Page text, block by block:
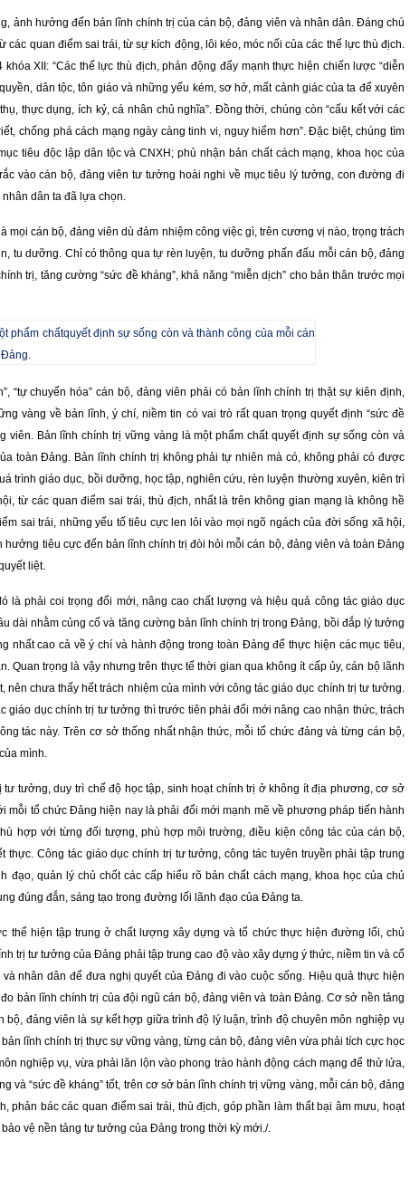
ảnh hưởng đến bản lĩnh chính trị của cán bộ, đảng viên và nhân dân. Đáng chú
các quan điểm sai trái, từ sự kích động, lôi kéo, móc nối của các thế lực thù địch.
XII: “Các thế lực thù địch, phản động đẩy mạnh thực hiện chiến lược “diễn
dân tộc, tôn giáo và những yếu kém, sơ hở, mất cảnh giác của ta để xuyên
thực dụng, ích kỷ, cá nhân chủ nghĩa”. Đồng thời, chúng còn “cấu kết với các
chống phá cách mạng ngày càng tinh vi, nguy hiểm hơn”. Đặc biệt, chúng tìm
tiêu độc lập dân tộc và CNXH; phủ nhận bản chất cách mạng, khoa học của
vào cán bộ, đảng viên tư tưởng hoài nghi về mục tiêu lý tưởng, con đường đi
dân ta đã lựa chọn.
mọi cán bộ, đảng viên dù đảm nhiệm công việc gì, trên cương vị nào, trọng trách
tu dưỡng. Chỉ có thông qua tự rèn luyện, tu dưỡng phấn đấu mỗi cán bộ, đảng
trị, tăng cường “sức đề kháng”, khả năng “miễn dịch” cho bản thân trước mọi
phẩm chấtquyết định sự sống còn và thành công của mỗi cán
Đảng.
“tự chuyển hóa” cán bộ, đảng viên phải có bản lĩnh chính trị thật sự kiên định,
vàng về bản lĩnh, ý chí, niềm tin có vai trò rất quan trọng quyết định “sức đề
viên. Bản lĩnh chính trị vững vàng là một phẩm chất quyết định sự sống còn và
toàn Đảng. Bản lĩnh chính trị không phải tự nhiên mà có, không phải có được
trình giáo dục, bồi dưỡng, học tập, nghiên cứu, rèn luyện thường xuyên, kiên trì
từ các quan điểm sai trái, thù địch, nhất là trên không gian mạng là không hề
sai trái, những yếu tố tiêu cực len lỏi vào mọi ngõ ngách của đời sống xã hội,
tiêu cực đến bản lĩnh chính trị đòi hỏi mỗi cán bộ, đảng viên và toàn Đảng
liệt.
là phải coi trọng đổi mới, nâng cao chất lượng và hiệu quả công tác giáo dục
dài nhằm củng cố và tăng cường bản lĩnh chính trị trong Đảng, bồi đắp lý tưởng
nhất cao cả về ý chí và hành động trong toàn Đảng để thực hiện các mục tiêu,
Quan trọng là vậy nhưng trên thực tế thời gian qua không ít cấp ủy, cán bộ lãnh
nên chưa thấy hết trách nhiệm của mình với công tác giáo dục chính trị tư tưởng.
giáo dục chính trị tư tưởng thì trước tiên phải đổi mới nâng cao nhận thức, trách
tác này. Trên cơ sở thống nhất nhận thức, mỗi tổ chức đảng và từng cán bộ,
mình.
tư tưởng, duy trì chế độ học tập, sinh hoạt chính trị ở không ít địa phương, cơ sở
mỗi tổ chức Đảng hiện nay là phải đổi mới mạnh mẽ về phương pháp tiến hành
hợp với từng đối tượng, phù hợp môi trường, điều kiện công tác của cán bộ,
thực. Công tác giáo dục chính trị tư tưởng, công tác tuyên truyền phải tập trung
đạo, quản lý chủ chốt các cấp hiểu rõ bản chất cách mạng, khoa học của chủ
đúng đắn, sáng tạo trong đường lối lãnh đạo của Đảng ta.
thể hiện tập trung ở chất lượng xây dựng và tổ chức thực hiện đường lối, chủ
trị tư tưởng của Đảng phải tập trung cao độ vào xây dựng ý thức, niềm tin và cổ
nhân dân để đưa nghị quyết của Đảng đi vào cuộc sống. Hiệu quả thực hiện
bản lĩnh chính trị của đội ngũ cán bộ, đảng viên và toàn Đảng. Cơ sở nền tảng
bộ, đảng viên là sự kết hợp giữa trình độ lý luận, trình độ chuyên môn nghiệp vụ
lĩnh chính trị thực sự vững vàng, từng cán bộ, đảng viên vừa phải tích cực học
nghiệp vụ, vừa phải lăn lộn vào phong trào hành động cách mạng để thử lửa,
và “sức đề kháng” tốt, trên cơ sở bản lĩnh chính trị vững vàng, mỗi cán bộ, đảng
phản bác các quan điểm sai trái, thù địch, góp phần làm thất bại âm mưu, hoạt
vệ nền tảng tư tưởng của Đảng trong thời kỳ mới./.